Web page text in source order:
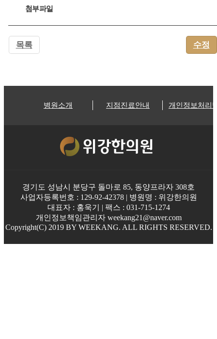
첨부파일
목록 수정
병원소개 지점진료안내 개인정보처리
경기도 성남시 분당구 돌마로 85, 동양프라자 308호
사업자등록번호 : 129-92-42378 | 병원명 : 위강한의원
대표자 : 홍욱기 | 팩스 : 031-715-1274
개인정보책임관리자 weekang21@naver.com
Copyright(C) 2019 BY WEEKANG. ALL RIGHTS RESERVED.